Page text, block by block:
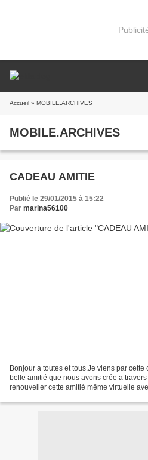
Accueil » MOBILE.ARCHIVES
MOBILE.ARCHIVES
CADEAU AMITIE
Publié le 29/01/2015 à 15:22
Par marina56100
Bonjour a toutes et tous.Je viens par
belle amitié que nous avons crée a
renouveller cette amitié même virtuelle